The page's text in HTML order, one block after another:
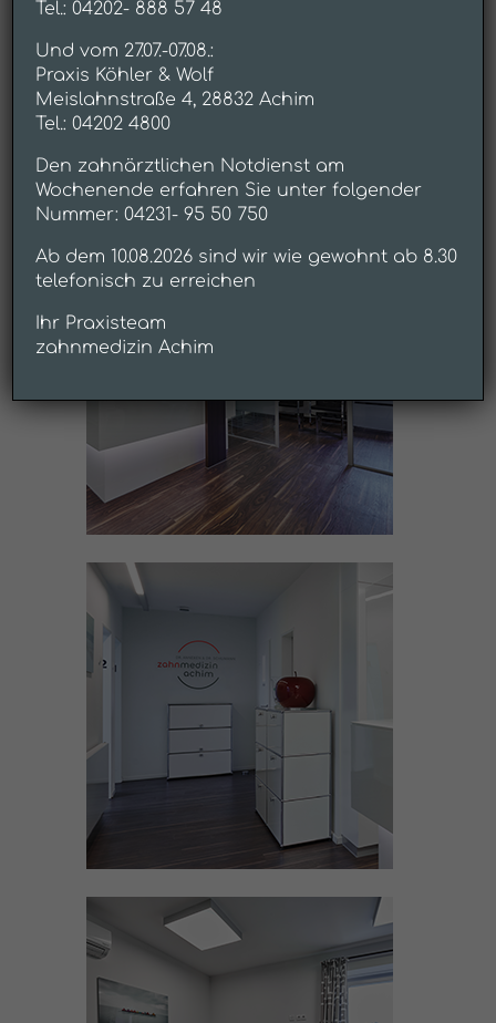
Tel.: 04202- 888 57 48
Und vom 27.07.-07.08.:
Praxis Köhler & Wolf
Meislahnstraße 4, 28832 Achim
Tel.: 04202 4800
Den zahnärztlichen Notdienst am
Wochenende erfahren Sie unter folgender
Nummer: 04231- 95 50 750
Ab dem 10.08.2026 sind wir wie gewohnt ab 8.30
telefonisch zu erreichen
Ihr Praxisteam
zahnmedizin Achim